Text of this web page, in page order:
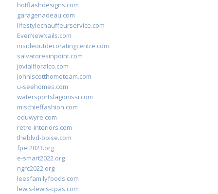
hotflashdesigns.com
garagenadeau.com
lifestylechauffeurservice.com
EverNewNails.com
insideoutdecoratingcentre.com
salvatoresinpoint.com
jovialfloralco.com
johnlscotthometeam.com
u-seehomes.com
watersportslagonissi.com
mischieffashion.com
eduwyre.com
retro-interiors.com
theblvd-boise.com
fpet2023.org
e-smart2022.org
ngrc2022.org
leesfamilyfoods.com
lewis-lewis-cpas.com